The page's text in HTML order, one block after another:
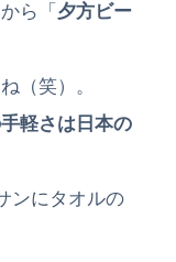
ら「 夕方ビー
（笑）。
軽さは日本の
ンにタオルの